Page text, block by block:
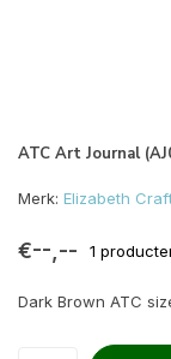
ATC Art Journal
Merk: Elizabeth
€--,-- 1
Dark Brown ATC